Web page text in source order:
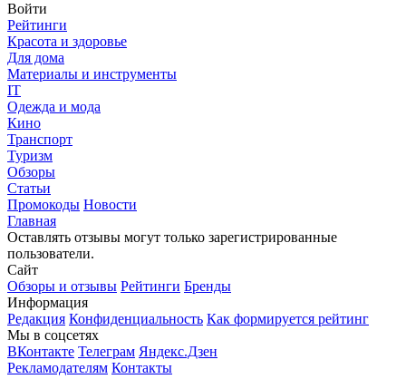
Войти
Рейтинги
Красота и здоровье
Для дома
Материалы и инструменты
IT
Одежда и мода
Кино
Транспорт
Туризм
Обзоры
Статьи
Промокоды Новости
Главная
Оставлять отзывы могут только зарегистрированные
пользователи.
Сайт
Обзоры и отзывы Рейтинги Бренды
Информация
Редакция Конфиденциальность Как формируется рейтинг
Мы в соцсетях
ВКонтакте Телеграм Яндекс.Дзен
Рекламодателям Контакты